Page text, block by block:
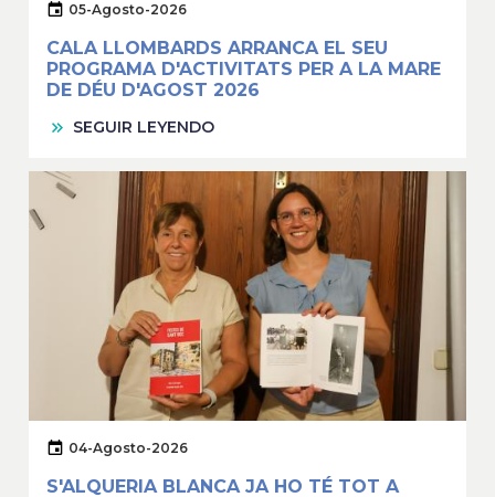
05-Agosto-2026
CALA LLOMBARDS ARRANCA EL SEU
PROGRAMA D'ACTIVITATS PER A LA MARE
DE DÉU D'AGOST 2026
SEGUIR LEYENDO
04-Agosto-2026
S'ALQUERIA BLANCA JA HO TÉ TOT A